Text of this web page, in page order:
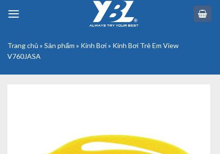
Trang chủ » Sản phẩm » Kính Bơi» Kính Bơi Trẻ Em View
V760JASA